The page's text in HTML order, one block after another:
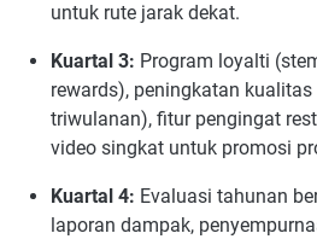
untuk rute jarak dekat.
Kuartal 3: Program loyalti
rewards), peningkatan
triwulanan), fitur pengingat
video singkat untuk promosi
Kuartal 4: Evaluasi tahunan
laporan dampak,